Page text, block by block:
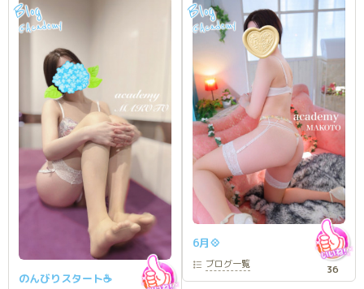
Blog
@Academy
のんびりスタート☕️
Blog
@Academy
6月💠
ブログ一覧 36